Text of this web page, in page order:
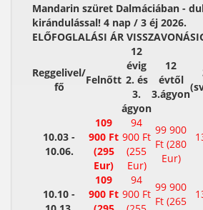
Mandarin szüret Dalmáciában -
kirándulással! 4 nap / 3 éj 2026.
ELŐFOGLALÁSI ÁR
Reggelivel/
fő
Felnőtt
12
évig
2. és
3.
ágyon
12
évtől
3.ágyon
10.03 -
10.06.
109
900 Ft
(295
Eur)
94
900 Ft
(255
Eur)
99 900
Ft (280
Eur)
10.10 -
109
900 Ft
94
900 Ft
99 900
Ft (265